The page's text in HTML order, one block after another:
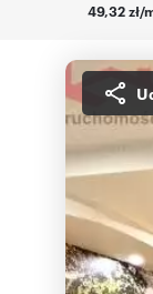
49,32 zł/